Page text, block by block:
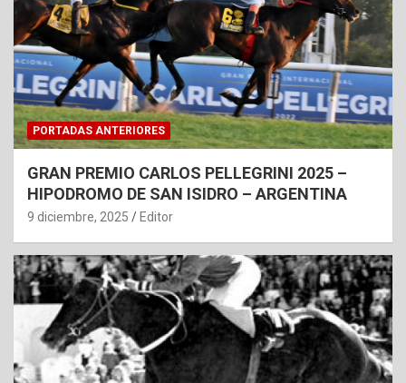
PORTADAS ANTERIORES
GRAN PREMIO CARLOS PELLEGRINI 2025 –
HIPODROMO DE SAN ISIDRO – ARGENTINA
9 diciembre, 2025 Editor